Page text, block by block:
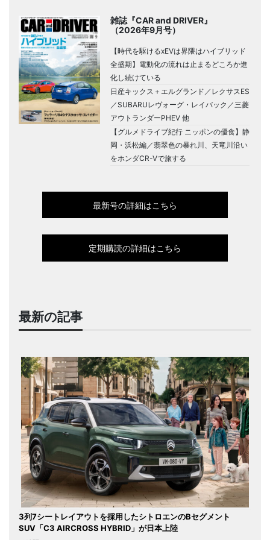
雑誌『CAR and DRIVER』
（2026年9月号）
【時代を駆けるxEVは界隈はハイブリッド
全盛期】電動化の流れは止まるどころか進
化し続けている
日産キックス＋エルグランド／レクサスES
／SUBARUレヴォーグ・レイバック／三菱
アウトランダーPHEV 他
【グルメドライブ紀行 ニッポンの優食】静
岡・浜松編／翡翠色の暴れ川、天竜川沿い
をホンダCR-Vで旅する
最新号の詳細はこちら
定期購読の詳細はこちら
最新の記事
3列7シートレイアウトを採用したシトロエンのBセグメント
SUV「C3 AIRCROSS HYBRID」が日本上陸